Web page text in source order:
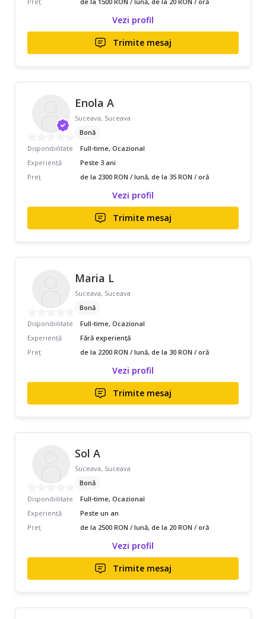
Vezi profil
Trimite mesaj
Enola A
Suceava, Suceava
Bonă
Disponibilitate
Full-time, Ocazional
Experiență
Peste 3 ani
Preț
de la 2300 RON / lună, de la 35 RON / oră
Vezi profil
Trimite mesaj
Maria L
Suceava, Suceava
Bonă
Disponibilitate
Full-time, Ocazional
Experiență
Fără experiență
Preț
de la 2200 RON / lună, de la 30 RON / oră
Vezi profil
Trimite mesaj
Sol A
Suceava, Suceava
Bonă
Disponibilitate
Full-time, Ocazional
Experiență
Peste un an
Preț
de la 2500 RON / lună, de la 20 RON / oră
Vezi profil
Trimite mesaj